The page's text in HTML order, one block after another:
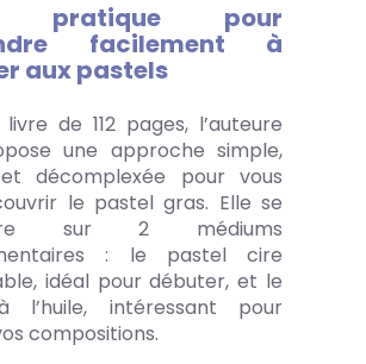
pratique pour
facilement à
aux pastels
de 112 pages, l’auteure
une approche simple,
décomplexée pour vous
le pastel gras. Elle se
sur 2 médiums
: le pastel cire
idéal pour débuter, et le
l’huile, intéressant pour
compositions.